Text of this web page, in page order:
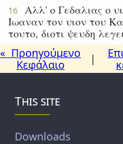
16
Αλλ' ο Γεδαλιας ο
Ιωαναν τον υιον του
τουτο, διοτι ψευδη
« Προηγούμενο
Κεφάλαιο
|
This site
Downloads